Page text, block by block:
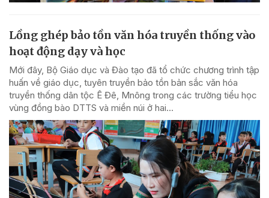
Lồng ghép bảo tồn văn hóa truyền thống vào
hoạt động dạy và học
Mới đây, Bộ Giáo dục và Đào tạo đã tổ chức chương trình tập
huấn về giáo dục, tuyên truyền bảo tồn bản sắc văn hóa
truyền thống dân tộc Ê Đê, Mnông trong các trường tiểu học
vùng đồng bào DTTS và miền núi ở hai...